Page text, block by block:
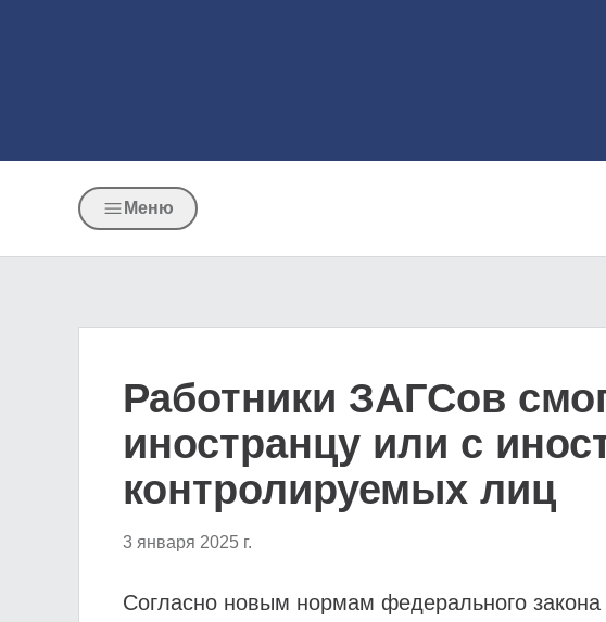
Меню
Работники ЗАГСов
иностранцу или с
контролируемых лиц
3 января 2025 г.
Согласно новым нормам федерального